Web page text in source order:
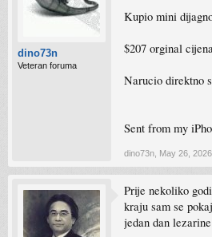
dino73n
Veteran foruma
Kupio mini
$207 orginal
Narucio direktno
Sent from my
dino73n May 26, 2026
Prije nekoliko
kraju sam se
jedan dan